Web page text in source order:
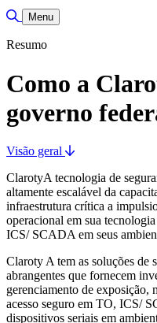
Alternar pesquisa
Menu
Resumo
Como a
governo
Visão geral
ClarotyA tecnologia de
altamente escalável da
infraestrutura crítica a
operacional em sua
ICS/ SCADA em seus
Claroty A tem as soluções de
abrangentes que fornecem
gerenciamento de exposição,
acesso seguro em TO, ICS/
dispositivos seriais em